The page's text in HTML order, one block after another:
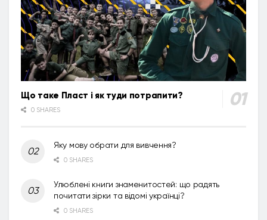
Що таке Пласт і як туди потрапити?
0 SHARES
Яку мову обрати для вивчення?
0 SHARES
Улюблені книги знаменитостей: що радять
почитати зірки та відомі українці?
0 SHARES